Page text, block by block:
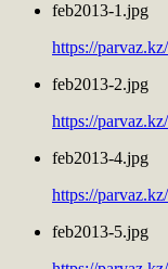
feb2013-1.jpg
https://
feb2013-2.jpg
https://
feb2013-4.jpg
https://
feb2013-5.jpg